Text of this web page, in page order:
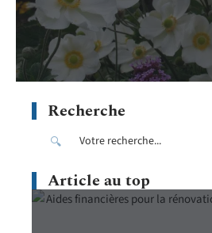
Recherche
Article au top